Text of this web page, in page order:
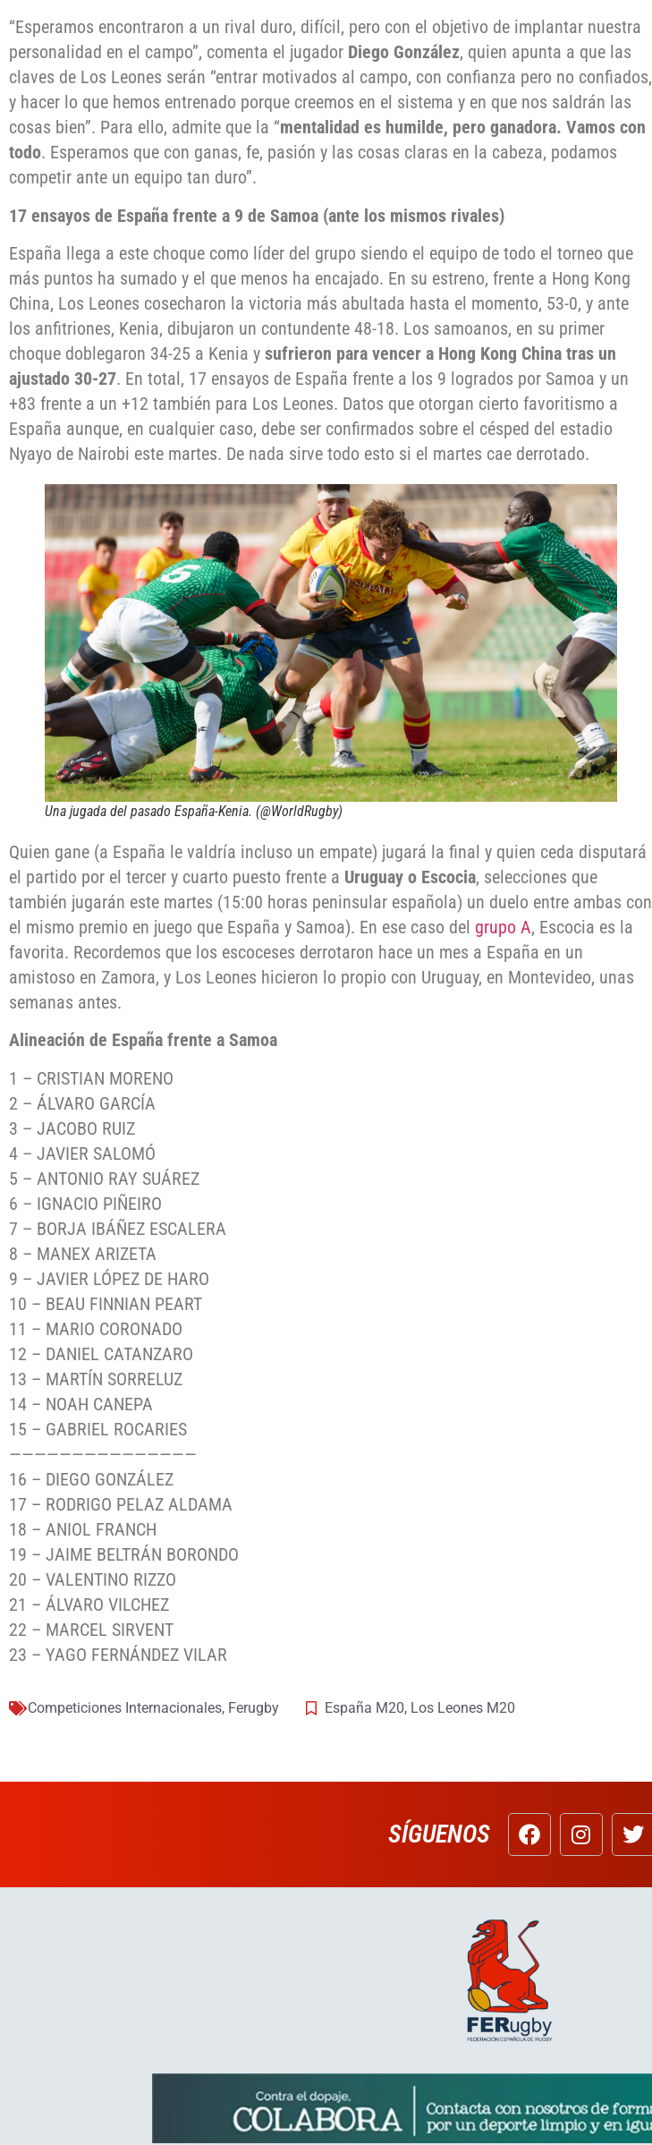
“Esperamos encontraron a un rival duro, difícil, pero con el objetivo de implantar nuestra
personalidad en el campo”, comenta el jugador Diego González, quien apunta a que las
claves de Los Leones serán “entrar motivados al campo, con confianza pero no confiados,
y hacer lo que hemos entrenado porque creemos en el sistema y en que nos saldrán las
cosas bien”. Para ello, admite que la “mentalidad es humilde, pero ganadora. Vamos con
todo. Esperamos que con ganas, fe, pasión y las cosas claras en la cabeza, podamos
competir ante un equipo tan duro”.
17 ensayos de España frente a 9 de Samoa (ante los mismos rivales)
España llega a este choque como líder del grupo siendo el equipo de todo el torneo que
más puntos ha sumado y el que menos ha encajado. En su estreno, frente a Hong Kong
China, Los Leones cosecharon la victoria más abultada hasta el momento, 53-0, y ante
los anfitriones, Kenia, dibujaron un contundente 48-18. Los samoanos, en su primer
choque doblegaron 34-25 a Kenia y sufrieron para vencer a Hong Kong China tras un
ajustado 30-27. En total, 17 ensayos de España frente a los 9 logrados por Samoa y un
+83 frente a un +12 también para Los Leones. Datos que otorgan cierto favoritismo a
España aunque, en cualquier caso, debe ser confirmados sobre el césped del estadio
Nyayo de Nairobi este martes. De nada sirve todo esto si el martes cae derrotado.
Una jugada del pasado España-Kenia. (@WorldRugby)
Quien gane (a España le valdría incluso un empate) jugará la final y quien ceda disputará
el partido por el tercer y cuarto puesto frente a Uruguay o Escocia, selecciones que
también jugarán este martes (15:00 horas peninsular española) un duelo entre ambas con
el mismo premio en juego que España y Samoa). En ese caso del grupo A, Escocia es la
favorita. Recordemos que los escoceses derrotaron hace un mes a España en un
amistoso en Zamora, y Los Leones hicieron lo propio con Uruguay, en Montevideo, unas
semanas antes.
Alineación de España frente a Samoa
1 – CRISTIAN MORENO
2 – ÁLVARO GARCÍA
3 – JACOBO RUIZ
4 – JAVIER SALOMÓ
5 – ANTONIO RAY SUÁREZ
6 – IGNACIO PIÑEIRO
7 – BORJA IBÁÑEZ ESCALERA
8 – MANEX ARIZETA
9 – JAVIER LÓPEZ DE HARO
10 – BEAU FINNIAN PEART
11 – MARIO CORONADO
12 – DANIEL CATANZARO
13 – MARTÍN SORRELUZ
14 – NOAH CANEPA
15 – GABRIEL ROCARIES
———————————————
16 – DIEGO GONZÁLEZ
17 – RODRIGO PELAZ ALDAMA
18 – ANIOL FRANCH
19 – JAIME BELTRÁN BORONDO
20 – VALENTINO RIZZO
21 – ÁLVARO VILCHEZ
22 – MARCEL SIRVENT
23 – YAGO FERNÁNDEZ VILAR
Competiciones Internacionales, Ferugby España M20, Los Leones M20
SÍGUENOS